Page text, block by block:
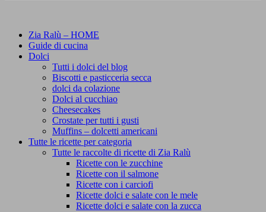
Zia Ralù – HOME
Guide di cucina
Dolci
Tutti i dolci del blog
Biscotti e pasticceria secca
dolci da colazione
Dolci al cucchiao
Cheesecakes
Crostate per tutti i gusti
Muffins – dolcetti americani
Tutte le ricette per categoria
Tutte le raccolte di ricette di Zia Ralù
Ricette con le zucchine
Ricette con il salmone
Ricette con i carciofi
Ricette dolci e salate con le mele
Ricette dolci e salate con la zucca